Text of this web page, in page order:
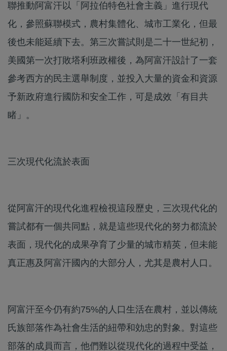
聯推動阿富汗以「阿拉伯特色社會主義」進行現代
化，參照蘇聯模式，農村集體化、城市工業化，但最
後也未能延續下去。第三次嘗試則是二十一世紀初，
美國第一次打敗塔利班政權後，為阿富汗設計了一套
參考西方的民主選舉制度，並投入大量的資金和資源
予新政府進行國防和安全工作，可是成效「有目共
睹」。
三次現代化流於表面
從阿富汗的現代化進程檢視這段歷史，三次現代化的
嘗試都有一個共同點，就是這些現代化的努力都流於
表面，現代化的成果孕育了少量的城市精英，但未能
真正惠及阿富汗國內的大部分人，尤其是農村人口。
阿富汗至今仍有約75%的人口生活在農村，並以傳統
氏族部落作為社會生活的紐帶和効忠的對象。對這些
部落的成員而言，他們難以從現代化的過程中受益，